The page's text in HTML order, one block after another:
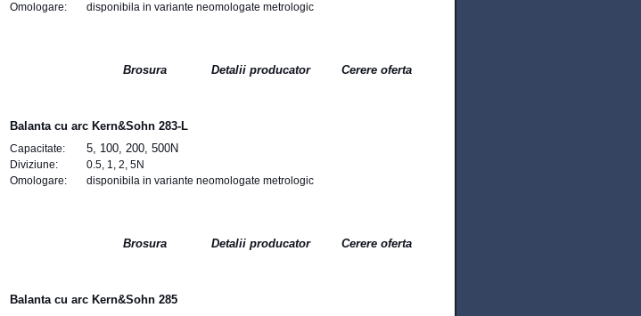
Omologare:
disponibila in variante neomologate metrologic
Brosura Detalii producator Cerere oferta
Balanta cu arc Kern&Sohn 283-L
Capacitate: 5, 100, 200, 500N
Diviziune:
0.5, 1, 2, 5N
Omologare:
disponibila in variante neomologate metrologic
Brosura Detalii producator Cerere oferta
Balanta cu arc Kern&Sohn 285